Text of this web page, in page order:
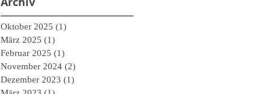
Oktober 2025 (1)
März 2025 (1)
Februar 2025 (1)
November 2024 (2)
Dezember 2023 (1)